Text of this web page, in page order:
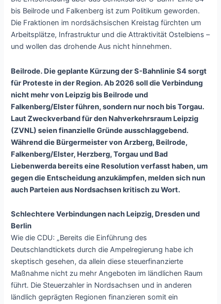
bis Beilrode und Falkenberg ist zum Politikum geworden.
Die Fraktionen im nordsächsischen Kreistag fürchten um
Arbeitsplätze, Infrastruktur und die Attraktivität Ostelbiens –
und wollen das drohende Aus nicht hinnehmen.
Beilrode. Die geplante Kürzung der S-Bahnlinie S4 sorgt
für Proteste in der Region. Ab 2026 soll die Verbindung
nicht mehr von Leipzig bis Beilrode und
Falkenberg/Elster führen, sondern nur noch bis Torgau.
Laut Zweckverband für den Nahverkehrsraum Leipzig
(ZVNL) seien finanzielle Gründe ausschlaggebend.
Während die Bürgermeister von Arzberg, Beilrode,
Falkenberg/Elster, Herzberg, Torgau und Bad
Liebenwerda bereits eine Resolution verfasst haben, um
gegen die Entscheidung anzukämpfen, melden sich nun
auch Parteien aus Nordsachsen kritisch zu Wort.
Schlechtere Verbindungen nach Leipzig, Dresden und
Berlin
Wie die CDU: „Bereits die Einführung des
Deutschlandtickets durch die Ampelregierung habe ich
skeptisch gesehen, da allein diese steuerfinanzierte
Maßnahme nicht zu mehr Angeboten im ländlichen Raum
führt. Die Steuerzahler in Nordsachsen und in anderen
ländlich geprägten Regionen finanzieren somit ein